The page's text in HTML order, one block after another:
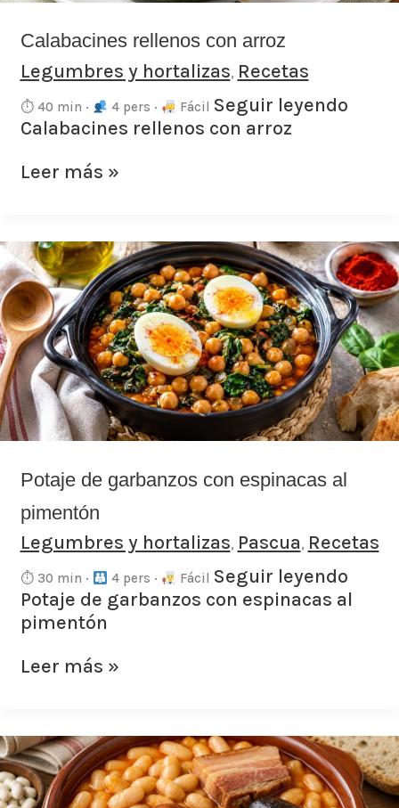
Calabacines rellenos con arroz
Legumbres y hortalizas, Recetas
⏱ 40 min · 4 pers · Fácil Seguir leyendo
Calabacines rellenos con arroz
Leer más »
Potaje de garbanzos con espinacas al
pimentón
Legumbres y hortalizas, Pascua, Recetas
⏱ 30 min · 4 pers · Fácil Seguir leyendo
Potaje de garbanzos con espinacas al
pimentón
Potaje
de
garbanzos
con
espinacas
al
pimentón
Leer más »
Fabada
tradicional
asturiana